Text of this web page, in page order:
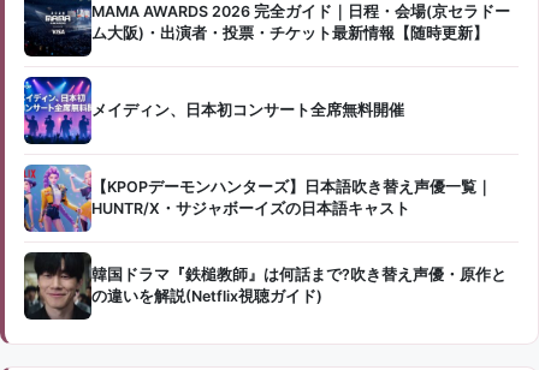
MAMA AWARDS 2026 完全ガイド｜日程・会場(京セラドー
ム大阪)・出演者・投票・チケット最新情報【随時更新】
メイディン、日本初コンサート全席無料開催
【KPOPデーモンハンターズ】日本語吹き替え声優一覧｜
HUNTR/X・サジャボーイズの日本語キャスト
韓国ドラマ『鉄槌教師』は何話まで?吹き替え声優・原作と
の違いを解説(Netflix視聴ガイド)